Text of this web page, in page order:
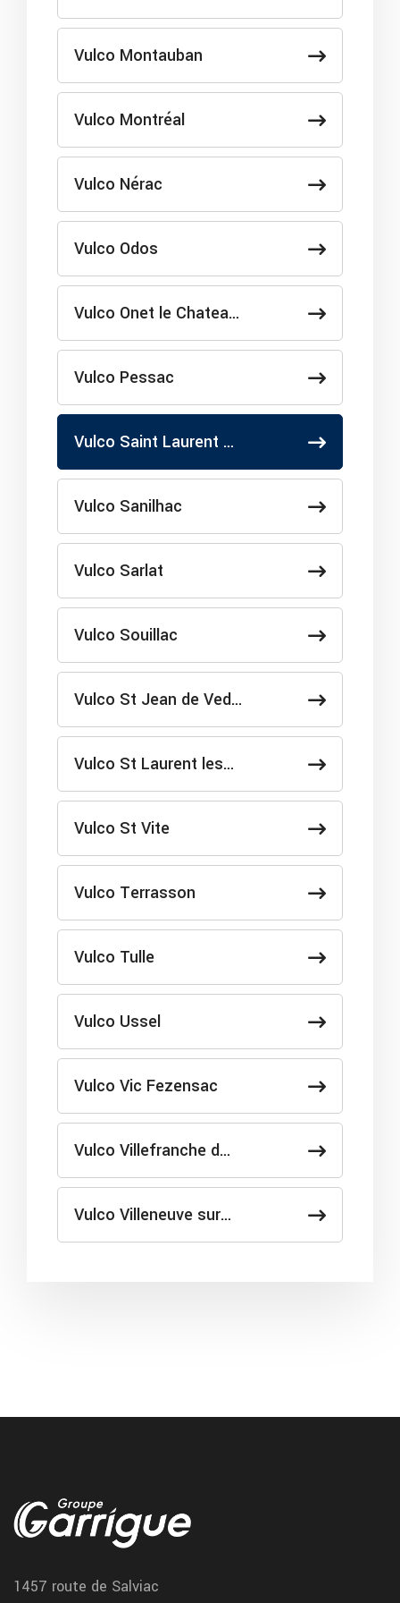
Vulco Montauban
Vulco Montréal
Vulco Nérac
Vulco Odos
Vulco Onet le Chatea…
Vulco Pessac
Vulco Saint Laurent …
Vulco Sanilhac
Vulco Sarlat
Vulco Souillac
Vulco St Jean de Ved…
Vulco St Laurent les…
Vulco St Vite
Vulco Terrasson
Vulco Tulle
Vulco Ussel
Vulco Vic Fezensac
Vulco Villefranche d…
Vulco Villeneuve sur…
st cere courroie distribution
Nous remplaçons votre courroie de distribution dans notre atelier
1457 route de Salviac